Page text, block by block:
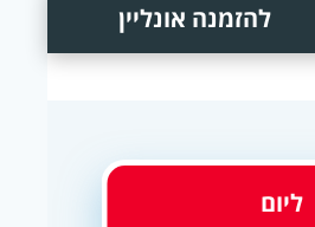
להזמנה אונליין
ליום